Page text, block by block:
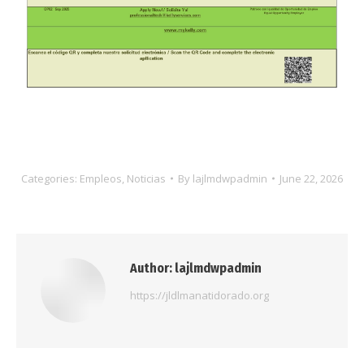
Categories: Empleos, Noticias By lajlmdwpadmin June 22, 2026
Author: lajlmdwpadmin
https://jldlmanatidorado.org